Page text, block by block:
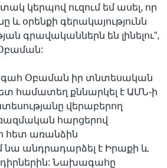
կերպով ուզում եմ ասել, որ
և օրենքի գերակայությունն
գրավականներն են լինելու”,
Օբաման իր տնտեսական
համատեղ քննարկել է ԱՄՆ-ի
վերաբերող
հարցերով
հետ առանձին
նա անդրադարձել է Իրաքի և
Նախագահը